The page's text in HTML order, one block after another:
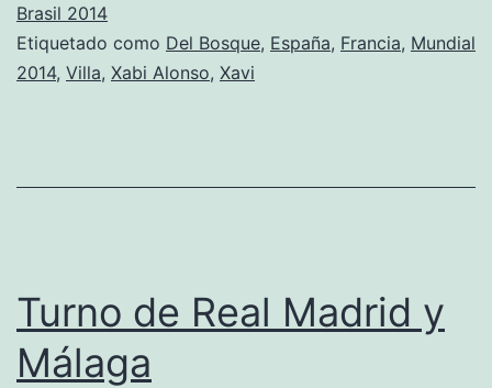
Brasil 2014
Etiquetado como Del Bosque, España, Francia, Mundial
2014, Villa, Xabi Alonso, Xavi
Turno de Real Madrid y
Málaga